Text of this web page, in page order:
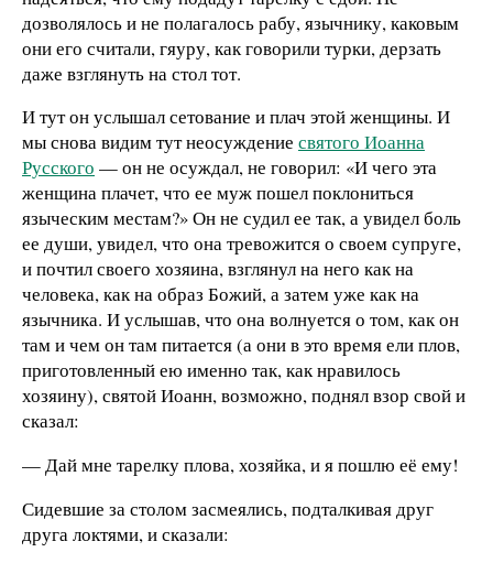
дозволялось и не полагалось рабу, язычнику, каковым
они его считали, гяуру, как говорили турки, дерзать
даже взглянуть на стол тот.
И тут он услышал сетование и плач этой женщины. И
мы снова видим тут неосуждение святого Иоанна
Русского — он не осуждал, не говорил: «И чего эта
женщина плачет, что ее муж пошел поклониться
языческим местам?» Он не судил ее так, а увидел боль
ее души, увидел, что она тревожится о своем супруге,
и почтил своего хозяина, взглянул на него как на
человека, как на образ Божий, а затем уже как на
язычника. И услышав, что она волнуется о том, как он
там и чем он там питается (а они в это время ели плов,
приготовленный ею именно так, как нравилось
хозяину), святой Иоанн, возможно, поднял взор свой и
сказал:
— Дай мне тарелку плова, хозяйка, и я пошлю её ему!
Сидевшие за столом засмеялись, подталкивая друг
друга локтями, и сказали: